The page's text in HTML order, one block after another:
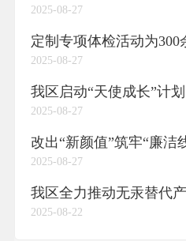
2025-08-27
2025-08-27
我区启动“天使成长”计划
2025-08-27
改出“新颜值”筑牢“廉洁
2025-08-27
2025-08-22